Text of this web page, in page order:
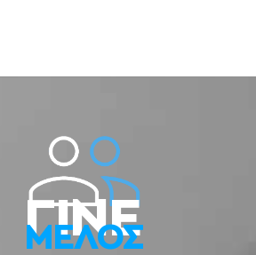
ΓΙΝΕ
ΜΕΛΟΣ